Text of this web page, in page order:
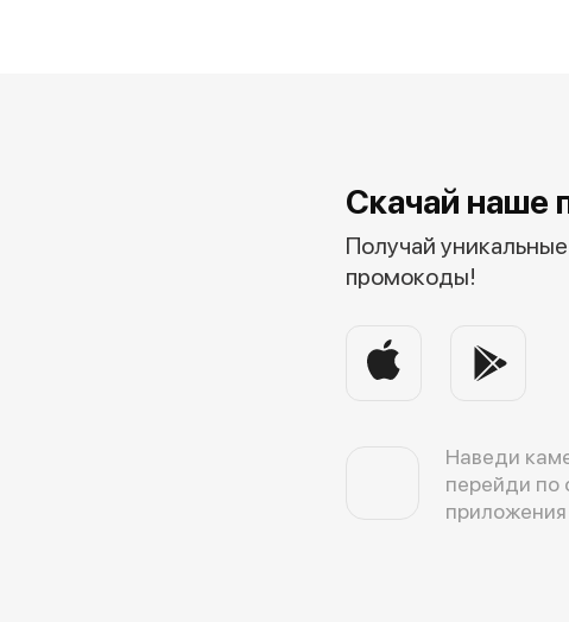
Скачай наше
Получай
промокоды!
Наведи
перейди по
приложения